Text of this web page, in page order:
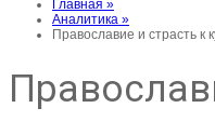
Главная »
Аналитика »
Православие и страсть к